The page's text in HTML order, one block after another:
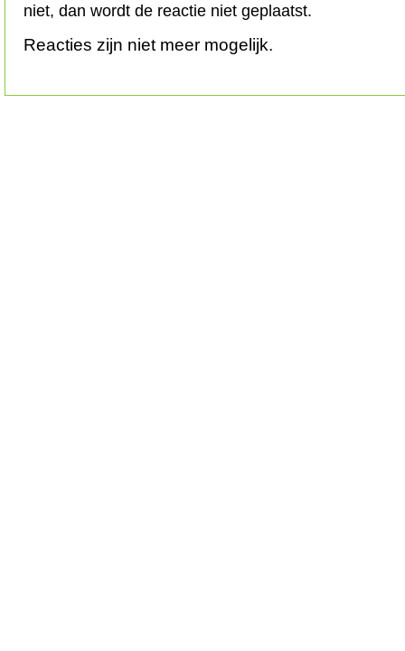
niet, dan wordt de reactie niet geplaatst.
Reacties zijn niet meer mogelijk.